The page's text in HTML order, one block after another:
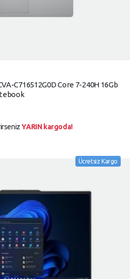
C716512G0D Core 7-240H 16Gb
YARIN kargoda!
Ücretsiz Kargo